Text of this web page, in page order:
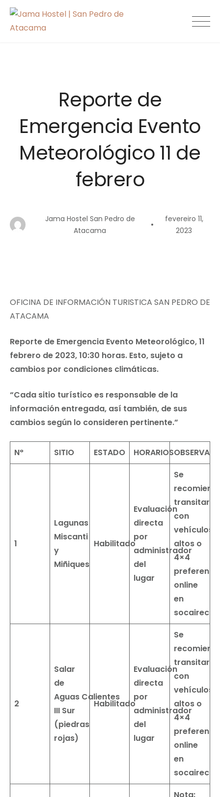
Skip
content
Jama Hostel |
Reporte de
Emergencia Evento
Meteorológico 11 de
febrero
Jama Hostel San Pedro de
Atacama
fevereiro 11,
2023
OFICINA DE INFORMACIÓN TURISTICA SAN PEDRO DE
ATACAMA
Reporte de Emergencia Evento Meteorológico, 11
febrero de 2023, 10:30 horas. Esto, sujeto a
cambios por condiciones climáticas.
“Cada sitio turístico es responsable de la
información entregada, así también, de sus
cambios según lo consideren pertinente.”
N° SITIO ESTADO HORARIOS
1
Lagunas
Miscanti
y
Miñiques
Habilitado
Evaluación
directa
por
administrador
del
lugar
Se
transitar
con
vehículos
altos o
4×4
online
en
2
Salar
de
Aguas Calientes
III Sur
(piedras
rojas)
Habilitado
Evaluación
directa
por
administrador
del
lugar
Se
transitar
con
vehículos
altos o
4×4
online
en